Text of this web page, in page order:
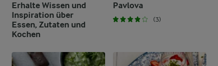
Erhalte Wissen und
Inspiration über
Essen, Zutaten und
Kochen
Pavlova
(3)